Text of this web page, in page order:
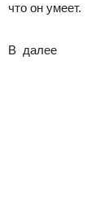
что он умеет.
В далее